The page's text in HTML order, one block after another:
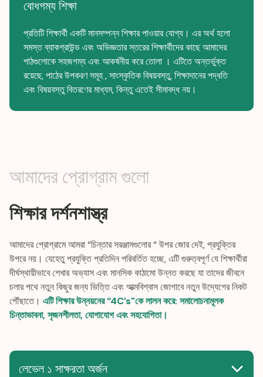
বোধগম্য শিক্ষা
প্রতিটি শিক্ষার্থী একটি মানসম্পন্ন শিক্ষার পাওয়ার যোগ্য। এর অর্থ হলো
সমস্ত ব্যাকগ্রাউন্ড এবং অভিজ্ঞতার স্তরের শিক্ষার্থীদের কাছে আমাদের
পাঠগুলোকে সহজগম্য এবং আকর্ষনীয় করে তোলা । এটিতে অন্তর্ভুক্ত
রয়েছে, পাঠের উপকরণ সমূহ , সাংস্কৃতিক বিষয়বস্তু, শিক্ষাদানের পদ্ধতি
এবং বিষয়বস্তু বিতরণের মাধ্যম, কিন্তু এতেই সীমাবদ্ধ নয়।
আমাদের প্রোগ্রাম গুলো
শিক্ষার দর্শনশাস্ত্র
আমাদের প্রোগ্রামে আমরা “চিন্তার সরঞ্জামগুলোর “ উপর জোর দেই, প্রযুক্তির
উপরে নয়। যেহেতু প্রযুক্তি প্রতিদিন পরিবর্তিত হচ্ছে, এটি গুরুত্বপূর্ণ যে শিক্ষার্থীরা
দীর্ঘস্থায়ীভাবে শেখার অভ্যাস এবং মানসিক কাঠামো উন্নত করছে যা তাদের জীবনে
চলার পথে নতুন কিছুর জন্য ভিত্তি এবং আত্মবিশ্বাস জোগাবে নতুন উদ্যেগের নিকট
পৌঁছাতে। এটি শিক্ষার উন্নয়নের “4C’s"কে লালন করে: সমালোচনামূলক
চিন্তাভাবনা, সৃজনশীলতা, যোগাযোগ এবং সহযোগিতা।
লেভেল ১ সাক্ষরতা অর্জন